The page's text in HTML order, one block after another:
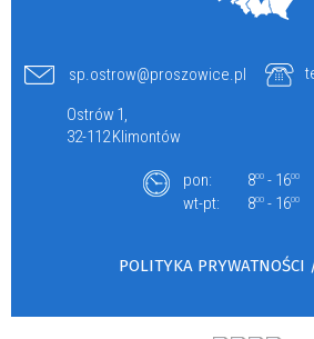
sp.ostrow@proszowice.pl
Ostrów 1,
32-112 Klimontów
pon: 800 - 1600
wt-pt: 800 - 1600
POLITYKA PRYWATNOŚCI